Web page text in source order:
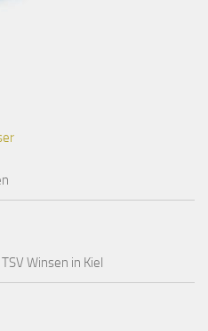
Winsen in Kiel